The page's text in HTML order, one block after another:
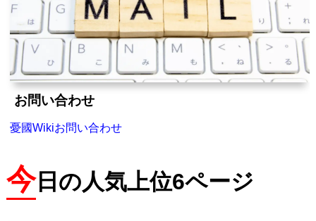
お問い合わせ
憂國Wikiお問い合わせ
今日の人気上位6ページ